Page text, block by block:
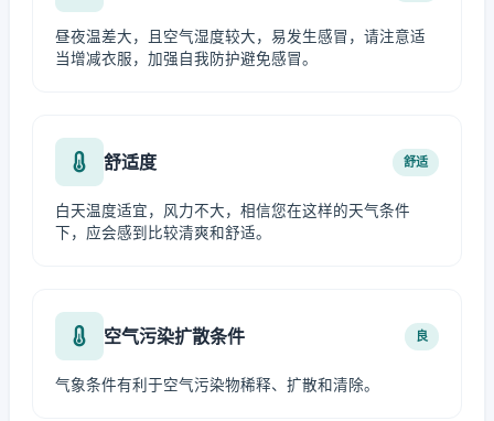
昼夜温差大，且空气湿度较大，易发生感冒，请注意适
当增减衣服，加强自我防护避免感冒。
舒适度 舒适
白天温度适宜，风力不大，相信您在这样的天气条件
下，应会感到比较清爽和舒适。
空气污染扩散条件 良
气象条件有利于空气污染物稀释、扩散和清除。